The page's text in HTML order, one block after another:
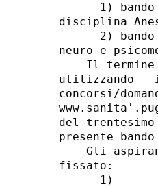
1)
disciplina
2)
neuro e
Il
utilizzando
concorsi/
del
presente
Gli
fissato:
1)